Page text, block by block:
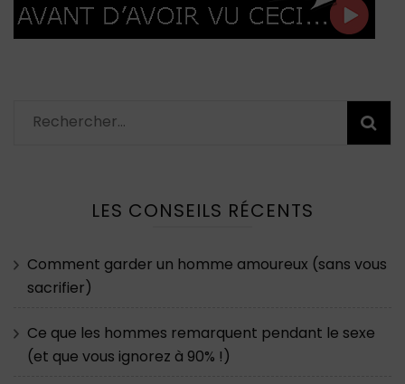
Rechercher :
LES CONSEILS RÉCENTS
Comment garder un homme amoureux (sans vous
sacrifier)
Ce que les hommes remarquent pendant le sexe
(et que vous ignorez à 90% !)